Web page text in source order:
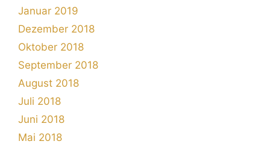
Januar 2019
Dezember 2018
Oktober 2018
September 2018
August 2018
Juli 2018
Juni 2018
Mai 2018